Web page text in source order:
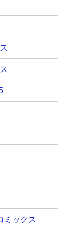
ミックス